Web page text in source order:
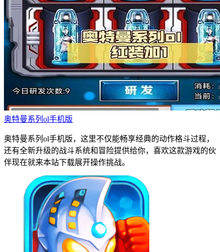
奥特曼系列ol手机版
奥特曼系列ol手机版，这里不仅能畅享经典的动作格斗过程，
还有全新升级的战斗系统和冒险提供给你，喜欢这款游戏的伙
伴现在就来本站下载展开操作挑战。